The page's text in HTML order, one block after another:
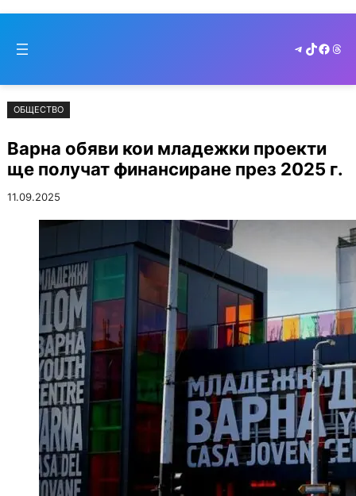
съдържанието
to
Telegram
TikTok
ОБЩЕСТВО
Варна обяви кои младежки проекти
ще получат финансиране през 2025 г.
11.09.2025